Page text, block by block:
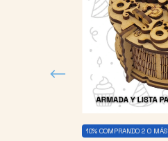
10% COMPRANDO 2 O MÁS